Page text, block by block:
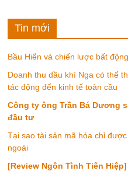
Tin mới
Bầu Hiển và chiến lược bất
Doanh thu dầu khí Nga có thể
tác động đến kinh tế toàn cầu
Công ty ông Trần Bá Dương
đầu tư
Tại sao tài sản mã hóa chỉ
ngoài
[Review Ngôn Tình Tiên